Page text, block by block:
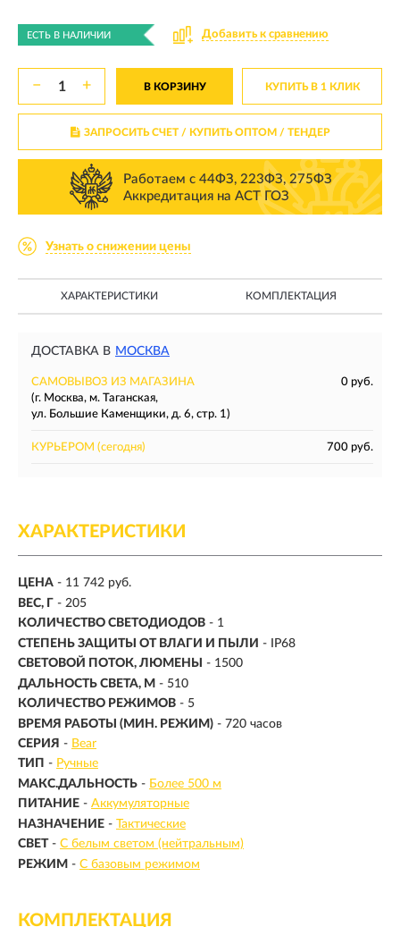
ЕСТЬ В НАЛИЧИИ Добавить к сравнению
− + В КОРЗИНУ КУПИТЬ В 1 КЛИК
ЗАПРОСИТЬ СЧЕТ / КУПИТЬ ОПТОМ/ ТЕНДЕР
Работаем с 44ФЗ, 223ФЗ, 275ФЗ
Аккредитация на АСТ ГОЗ
Узнать о снижении цены
ХАРАКТЕРИСТИКИ КОМПЛЕКТАЦИЯ
ДОСТАВКА В МОСКВА
САМОВЫВОЗ ИЗ МАГАЗИНА
0 руб.
(г. Москва, м. Таганская,
ул. Большие Каменщики, д. 6, стр. 1)
КУРЬЕРОМ (сегодня) 700 руб.
ХАРАКТЕРИСТИКИ
ЦЕНА - 11 742 руб.
ВЕС, Г - 205
КОЛИЧЕСТВО СВЕТОДИОДОВ - 1
СТЕПЕНЬ ЗАЩИТЫ ОТ ВЛАГИ И ПЫЛИ - IP68
СВЕТОВОЙ ПОТОК, ЛЮМЕНЫ
- 1500
ДАЛЬНОСТЬ СВЕТА, М - 510
КОЛИЧЕСТВО РЕЖИМОВ - 5
ВРЕМЯ РАБОТЫ (МИН. РЕЖИМ) - 720 часов
СЕРИЯ - Bear
ТИП - Ручные
МАКС.ДАЛЬНОСТЬ - Более 500 м
ПИТАНИЕ - Аккумуляторные
НАЗНАЧЕНИЕ - Тактические
СВЕТ - С белым светом (нейтральным)
РЕЖИМ - С базовым режимом
КОМПЛЕКТАЦИЯ